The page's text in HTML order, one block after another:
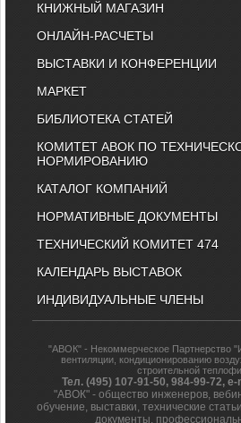
КНИЖНЫЙ МАГАЗИН
ОНЛАЙН-РАСЧЕТЫ
ВЫСТАВКИ И КОНФЕРЕНЦИИ
МАРКЕТ
БИБЛИОТЕКА СТАТЕЙ
КОМИТЕТ АВОК ПО
НОРМИРОВАНИЮ
КАТАЛОГ КОМПАНИЙ
НОРМАТИВНЫЕ ДОКУМЕНТЫ
ТЕХНИЧЕСКИЙ КОМИТЕТ 474
КАЛЕНДАРЬ ВЫСТАВОК
ИНДИВИДУАЛЬНЫЕ ЧЛЕНЫ
"АВОК" - Некоммерческое Партнерство
вентиляции, кондиционированию
строительной
Тел. (495) 107-91-50, 984-99-72,
"АВОК" - общество инженеров,
обучение, выставки, технические
документы,